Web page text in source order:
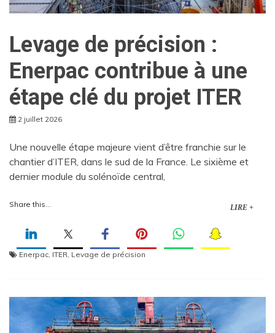
Levage de précision :
Enerpac contribue à une
étape clé du projet ITER
2 juillet 2026
Une nouvelle étape majeure vient d’être franchie sur le
chantier d’ITER, dans le sud de la France. Le sixième et
dernier module du solénoïde central,
Share this... LIRE +
Enerpac, ITER, Levage de précision